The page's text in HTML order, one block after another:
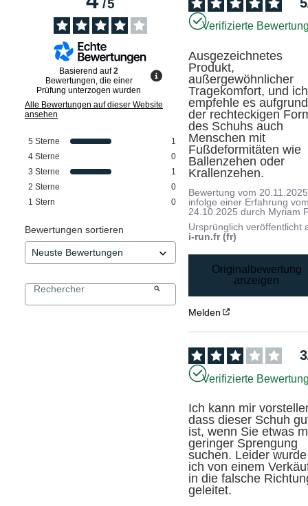
/5
Basierend auf2
Bewertungen, die einer
Prüfung unterzogen wurden
Alle Bewertungen auf dieser Website
ansehen
5 Sterne
1
4 Sterne
0
3 Sterne
1
2 Sterne
0
1 Stern 0
Bewertungen sortieren
Verifizierte
Ausgezeichnetes
Produkt,
außergewöhnlicher
Tragekomfort, und ich
empfehle es aufgrund
der rechteckigen
des Schuhs auch
Menschen mit
Fußdeformitäten wie
Ballenzehen oder
Krallenzehen.
Bewertung vom 20.11.2025
infolge einer Erfahrung
24.10.2025 durch Myriam
Ursprünglich veröffentlicht
i-run.fr (fr)
Originalbewertung
anzeigen
Melden
3
Verifizierte
Ich kann mir
dass dieser Schuh
ist, wenn Sie etwas
geringer Sprengung
suchen. Leider wurde
ich von einem
in die falsche
geleitet.